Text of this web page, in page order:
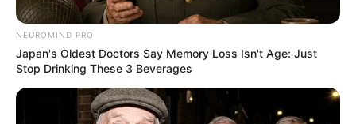
NEUROMIND PRO
Japan's Oldest Doctors Say Memory Loss Isn't Age: Just
Stop Drinking These 3 Beverages